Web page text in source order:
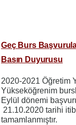
Geç Burs
Basın Duyurusu
2020-2021 Öğretim
Yükseköğrenim
Eylül dönemi
21.10.2020 tarihi
tamamlanmıştır.